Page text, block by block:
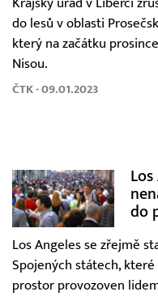
do lesů v oblasti
který na začátku
Nisou.
ČTK - 09.01.2023
do
Los Angeles se zřejmě
Spojených státech,
prostor provozoven